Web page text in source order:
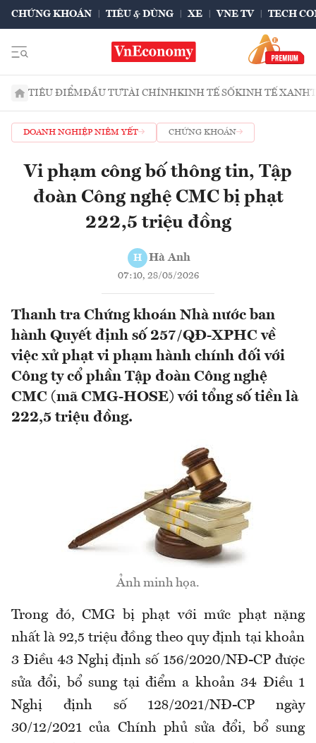
CHỨNG KHOÁN TIÊU & DÙNG XE VNE TV TECH
TIÊU ĐIỂMĐẦU TƯTÀI CHÍNHKINH TẾ SỐKINH TẾ XANH
DOANH NGHIỆP NIÊM YẾT CHỨNG KHOÁN
Vi phạm công bố thông tin, Tập
đoàn Công nghệ CMC bị phạt
222,5 triệu đồng
H Hà Anh
07:10, 28/05/2026
Thanh tra Chứng khoán Nhà nước ban
hành Quyết định số 257/QĐ-XPHC về
việc xử phạt vi phạm hành chính đối với
Công ty cổ phần Tập đoàn Công nghệ
CMC (mã CMG-HOSE) với tổng số tiền là
222,5 triệu đồng.
Ảnh minh họa.
Trong đó, CMG bị phạt với mức phạt nặng
nhất là 92,5 triệu đồng theo quy định tại khoản
3 Điều 43 Nghị định số 156/2020/NĐ-CP được
sửa đổi, bổ sung tại điểm a khoản 34 Điều 1
Nghị định số 128/2021/NĐ-CP ngày
30/12/2021 của Chính phủ sửa đổi, bổ sung